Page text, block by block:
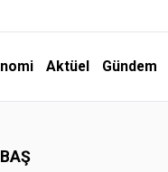
Aktüel Gündem